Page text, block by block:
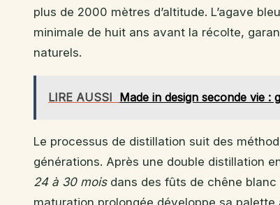
plus de 2000 mètres d’altitude. L’agave
minimale de huit ans avant la récolte,
naturels.
LIRE AUSSI Made in design seconde vie
Le processus de distillation suit des
générations. Après une double distillation
24 à 30 moisdans des fûts de chêne blanc